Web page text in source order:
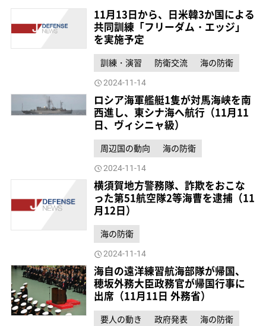
11月13日から、日米韓3か国による
共同訓練「フリーダム・エッジ」
を実施予定
訓練・演習 防衛交流 海の防衛
2024-11-14
ロシア海軍艦艇1隻が対馬海峡を南
西進し、東シナ海へ航行（11月11
日、ヴィシニャ級）
周辺国の動向 海の防衛
2024-11-14
横須賀地方警務隊、詐欺をおこな
った第51航空隊2等海曹を逮捕（11
月12日）
海の防衛
2024-11-14
海自の遠洋練習航海部隊が帰国、
穂坂外務大臣政務官が帰国行事に
出席（11月11日 外務省）
要人の動き 政府発表 海の防衛